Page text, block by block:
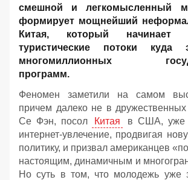
смешной и легкомысленный
формирует мощнейший
Китая, который начинает
туристические потоки куда
многомиллионных
программ.
Феномен заметили на самом
причем далеко не в дружественных
Се Фэн, посол
Китая
в США, уже
интернет-увлечение, продвигая
политику, и призвал американцев
настоящим, динамичным и
Но суть в том, что молодежь уже